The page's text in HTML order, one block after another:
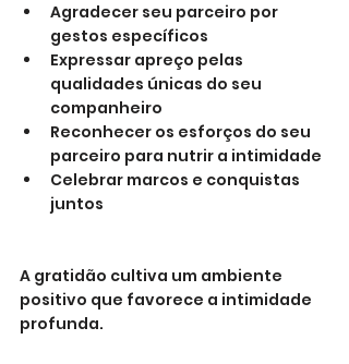
Agradecer seu parceiro por
gestos específicos
Expressar apreço pelas
qualidades únicas do seu
companheiro
Reconhecer os esforços do seu
parceiro para nutrir a intimidade
Celebrar marcos e conquistas
juntos
A gratidão cultiva um ambiente
positivo que favorece a intimidade
profunda.